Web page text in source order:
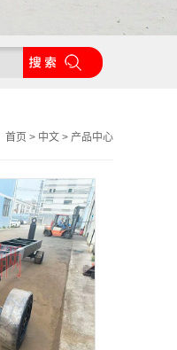
首页 > 中文 > 产品中心